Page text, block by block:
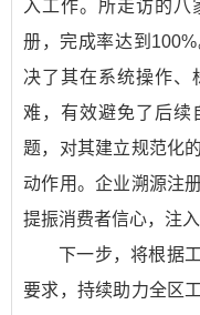
入工作。所走访的八
册，完成率达到
决了其在系统操作、
难，有效避免了后续
题，对其建立规范化
动作用。企业溯源注
提振消费者信心，注入
下一步，将根据
要求，持续助力全区